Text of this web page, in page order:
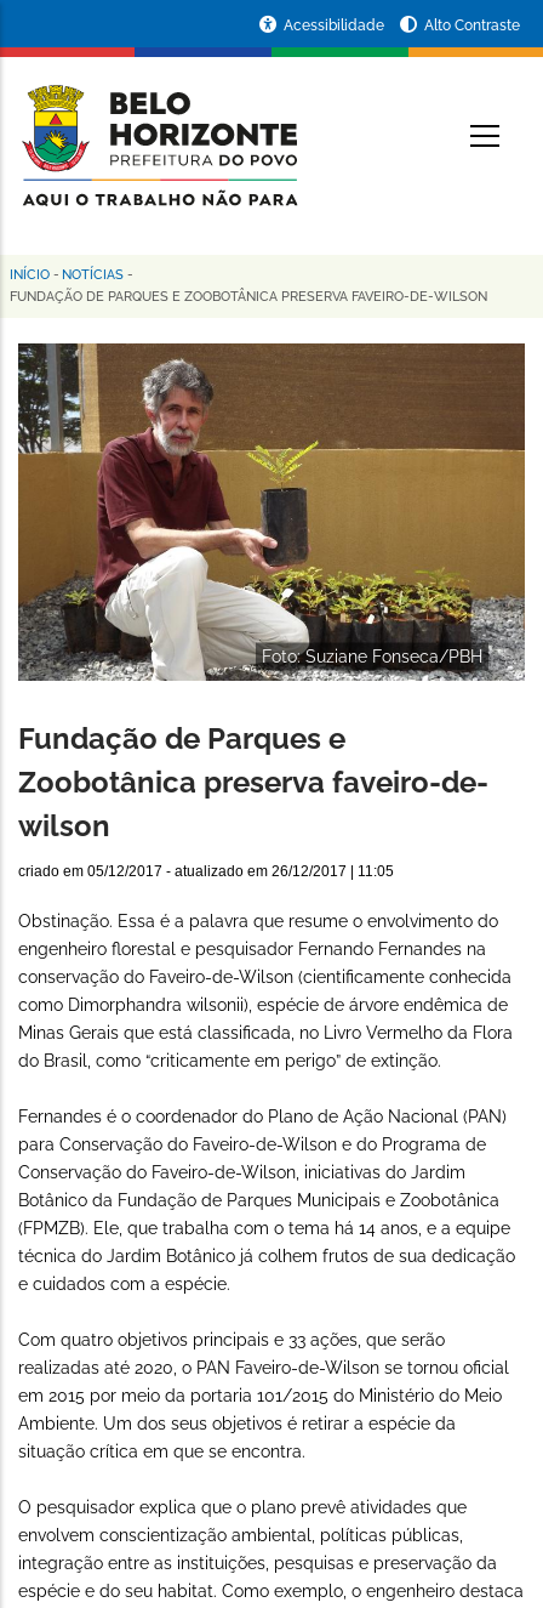
conteúdo
principal
da
Prefeitura
de
Horizonte
Acessibilidade Alto Contraste
Trilha
navegação
INÍCIO - NOTÍCIAS -
FUNDAÇÃO DE PARQUES E ZOOBOTÂNICA PRESERVA FAVEIRO-DE-WILSON
Foto: Suziane Fonseca/PBH
Fundação de Parques e
Zoobotânica preserva faveiro-de-
wilson
criado em 05/12/2017 - atualizado em 26/12/2017 | 11:05
Obstinação. Essa é a palavra que resume o envolvimento do
engenheiro florestal e pesquisador Fernando Fernandes na
conservação do Faveiro-de-Wilson (cientificamente conhecida
como Dimorphandra wilsonii), espécie de árvore endêmica de
Minas Gerais que está classificada, no Livro Vermelho da Flora
do Brasil, como “criticamente em perigo” de extinção.
Fernandes é o coordenador do Plano de Ação Nacional (PAN)
para Conservação do Faveiro-de-Wilson e do Programa de
Conservação do Faveiro-de-Wilson, iniciativas do Jardim
Botânico da Fundação de Parques Municipais e Zoobotânica
(FPMZB). Ele, que trabalha com o tema há 14 anos, e a equipe
técnica do Jardim Botânico já colhem frutos de sua dedicação
e cuidados com a espécie.
Com quatro objetivos principais e 33 ações, que serão
realizadas até 2020, o PAN Faveiro-de-Wilson se tornou oficial
em 2015 por meio da portaria 101/2015 do Ministério do Meio
Ambiente. Um dos seus objetivos é retirar a espécie da
situação crítica em que se encontra.
O pesquisador explica que o plano prevê atividades que
envolvem conscientização ambiental, políticas públicas,
integração entre as instituições, pesquisas e preservação da
espécie e do seu habitat. Como exemplo, o engenheiro destaca